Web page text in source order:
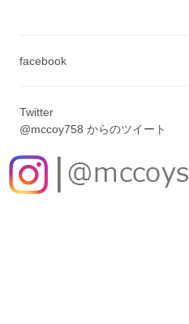
facebook
Twitter
@mccoy758 からのツイート